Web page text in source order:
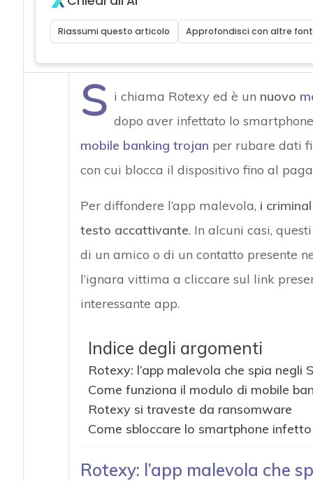
Riassumi questo articolo Approfondisci con altre
S i chiama Rotexy ed è un nuovo
dopo aver infettato lo
mobile banking trojan per rubare dati
con cui blocca il dispositivo fino al
Per diffondere l’app malevola, i
testo accattivante. In alcuni casi,
di un amico o di un contatto presente
l’ignara vittima a cliccare sul link
interessante app.
Indice degli argomenti
Rotexy: l’app malevola che spia negli
Come funziona il modulo di mobile
Rotexy si traveste da ransomware
Come sbloccare lo smartphone
Rotexy: l’app malevola che
Attacchi